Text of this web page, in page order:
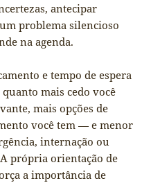
antecipar
problema silencioso
na agenda.
e tempo de espera
mais cedo você
mais opções de
você tem — e menor
internação ou
própria orientação de
a importância de